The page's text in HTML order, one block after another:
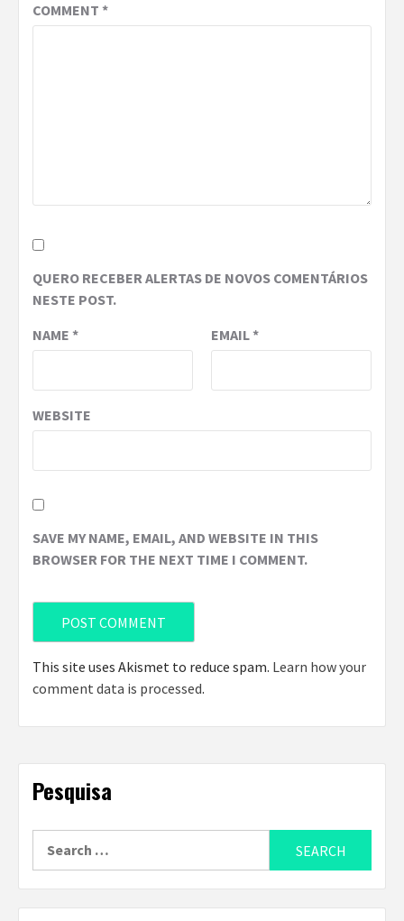
COMMENT *
QUERO RECEBER ALERTAS DE NOVOS COMENTÁRIOS
NESTE POST.
NAME * EMAIL*
WEBSITE
SAVE MY NAME, EMAIL, AND WEBSITE IN THIS
BROWSER FOR THE NEXT TIME I COMMENT.
This site uses Akismet to reduce spam. Learn how your
comment data is processed.
Pesquisa